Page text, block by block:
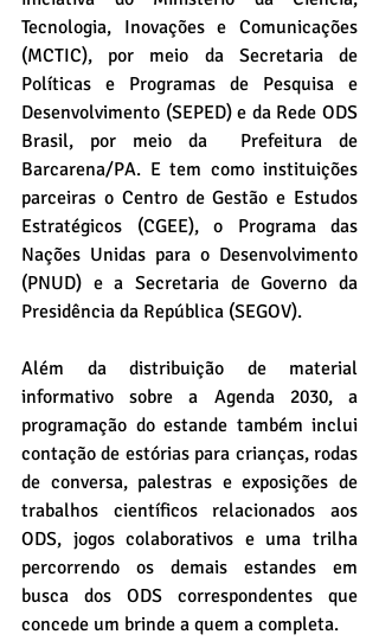
Tecnologia, Inovações e Comunicações
(MCTIC), por meio da Secretaria de
Políticas e Programas de Pesquisa e
Desenvolvimento (SEPED) e da Rede ODS
Brasil, por meio da  Prefeitura de
Barcarena/PA. E tem como instituições
parceiras o Centro de Gestão e Estudos
Estratégicos (CGEE), o Programa das
Nações Unidas para o Desenvolvimento
(PNUD) e a Secretaria de Governo da
Presidência da República (SEGOV).
Além da distribuição de material
informativo sobre a Agenda 2030, a
programação do estande também inclui
contação de estórias para crianças, rodas
de conversa, palestras e exposições de
trabalhos científicos relacionados aos
ODS, jogos colaborativos e uma trilha
percorrendo os demais estandes em
busca dos ODS correspondentes que
concede um brinde a quem a completa.